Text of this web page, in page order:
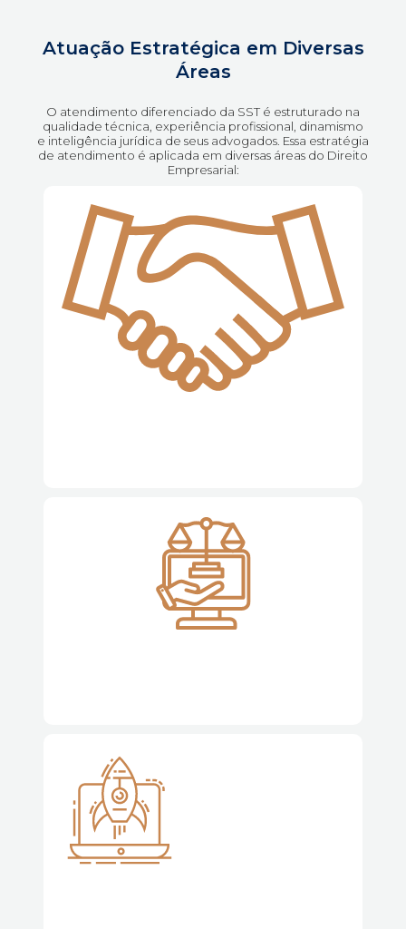
Atuação Estratégica em Diversas
Áreas
O atendimento diferenciado da SST é estruturado na
qualidade técnica, experiência profissional, dinamismo
e inteligência jurídica de seus advogados. Essa estratégia
de atendimento é aplicada em diversas áreas do Direito
Empresarial: